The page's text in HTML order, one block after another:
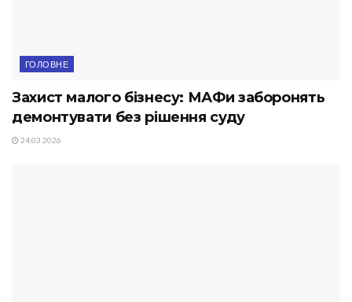
ГОЛОВНЕ
Захист малого бізнесу: МАФи заборонять
демонтувати без рішення суду
24.03.2026